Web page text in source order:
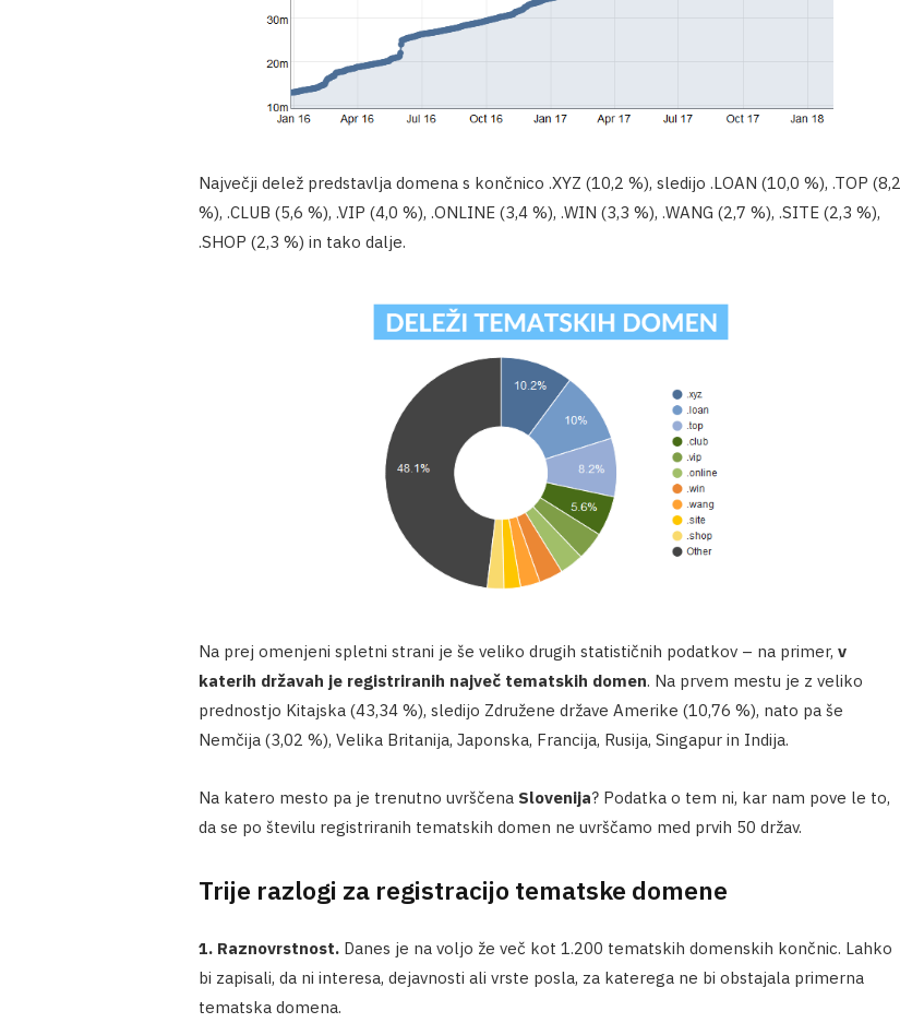
Največji delež predstavlja domena s končnico .XYZ (10,2 %), sledijo .LOAN (10,0 %), .TOP (8,2
%), .CLUB (5,6 %), .VIP (4,0 %), .ONLINE (3,4 %), .WIN (3,3 %), .WANG (2,7 %), .SITE (2,3 %),
.SHOP (2,3 %) in tako dalje.
Na prej omenjeni spletni strani je še veliko drugih statističnih podatkov – na primer, v
katerih državah je registriranih največ tematskih domen. Na prvem mestu je z veliko
prednostjo Kitajska (43,34 %), sledijo Združene države Amerike (10,76 %), nato pa še
Nemčija (3,02 %), Velika Britanija, Japonska, Francija, Rusija, Singapur in Indija.
Na katero mesto pa je trenutno uvrščena Slovenija? Podatka o tem ni, kar nam pove le to,
da se po številu registriranih tematskih domen ne uvrščamo med prvih 50 držav.
Trije razlogi za registracijo tematske domene
1. Raznovrstnost.Danes je na voljo že več kot 1.200 tematskih domenskih končnic. Lahko
bi zapisali, da ni interesa, dejavnosti ali vrste posla, za katerega ne bi obstajala primerna
tematska domena.